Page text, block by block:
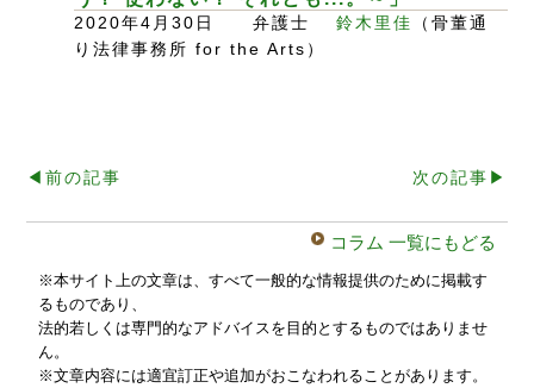
2020年4月30日 弁護士 鈴木里佳
（骨董通
り法律事務所 for the Arts）
◀︎前の記事 次の記事▶︎
コラム 一覧にもどる
※本サイト上の文章は、すべて一般的な情報提供のために掲載す
るものであり、
法的若しくは専門的なアドバイスを目的とするものではありませ
ん。
※文章内容には適宜訂正や追加がおこなわれることがあります。